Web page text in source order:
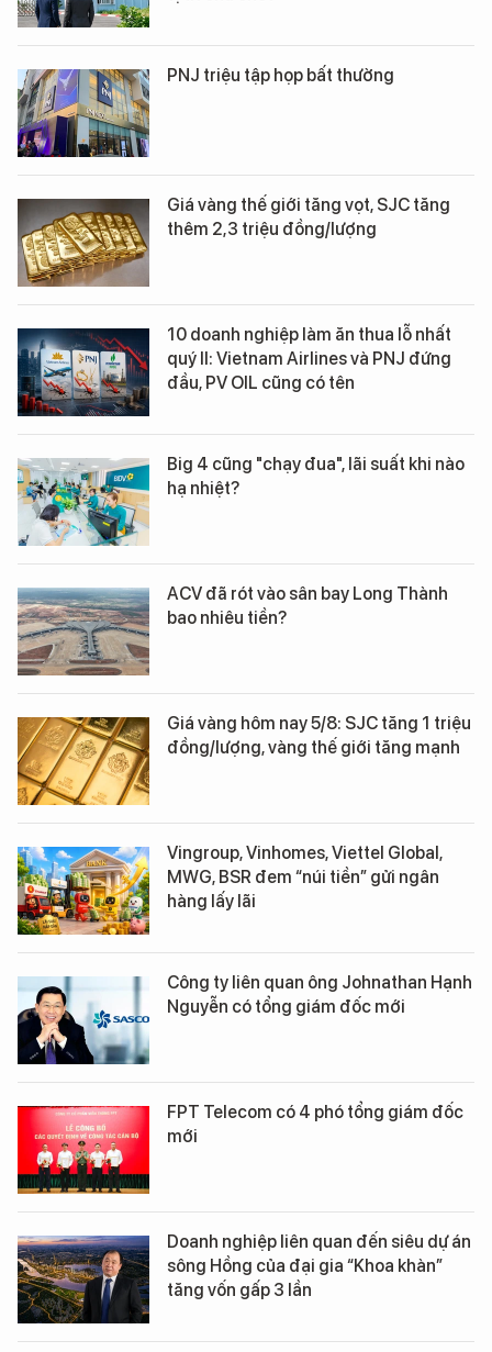
PNJ triệu tập họp bất thường
Giá vàng thế giới tăng vọt, SJC tăng
thêm 2,3 triệu đồng/lượng
10 doanh nghiệp làm ăn thua lỗ nhất
quý II: Vietnam Airlines và PNJ đứng
đầu, PV OIL cũng có tên
Big 4 cũng "chạy đua", lãi suất khi nào
hạ nhiệt?
ACV đã rót vào sân bay Long Thành
bao nhiêu tiền?
Giá vàng hôm nay 5/8: SJC tăng 1 triệu
đồng/lượng, vàng thế giới tăng mạnh
Vingroup, Vinhomes, Viettel Global,
MWG, BSR đem “núi tiền” gửi ngân
hàng lấy lãi
Công ty liên quan ông Johnathan Hạnh
Nguyễn có tổng giám đốc mới
FPT Telecom có 4 phó tổng giám đốc
mới
Doanh nghiệp liên quan đến siêu dự án
sông Hồng của đại gia “Khoa khàn”
tăng vốn gấp 3 lần